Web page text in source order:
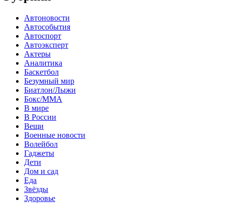
Автоновости
Автособытия
Автоспорт
Автоэксперт
Актеры
Аналитика
Баскетбол
Безумный мир
Биатлон/Лыжи
Бокс/MMA
В мире
В России
Вещи
Военные новости
Волейбол
Гаджеты
Дети
Дом и сад
Еда
Звёзды
Здоровье